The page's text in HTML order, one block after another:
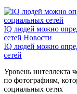
IQ людей можно
сетей Новости
IQ людей можно
сетей
Уровень интеллекта
по фотографиям,
социальных сетях